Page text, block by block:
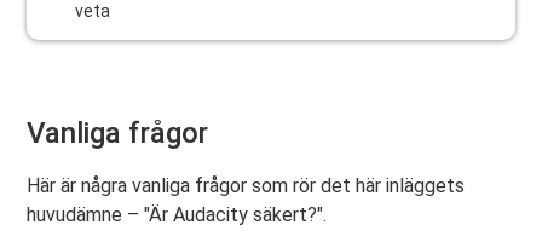
veta
Vanliga frågor
Här är några vanliga frågor som rör det här inläggets
huvudämne – "Är Audacity säkert?".